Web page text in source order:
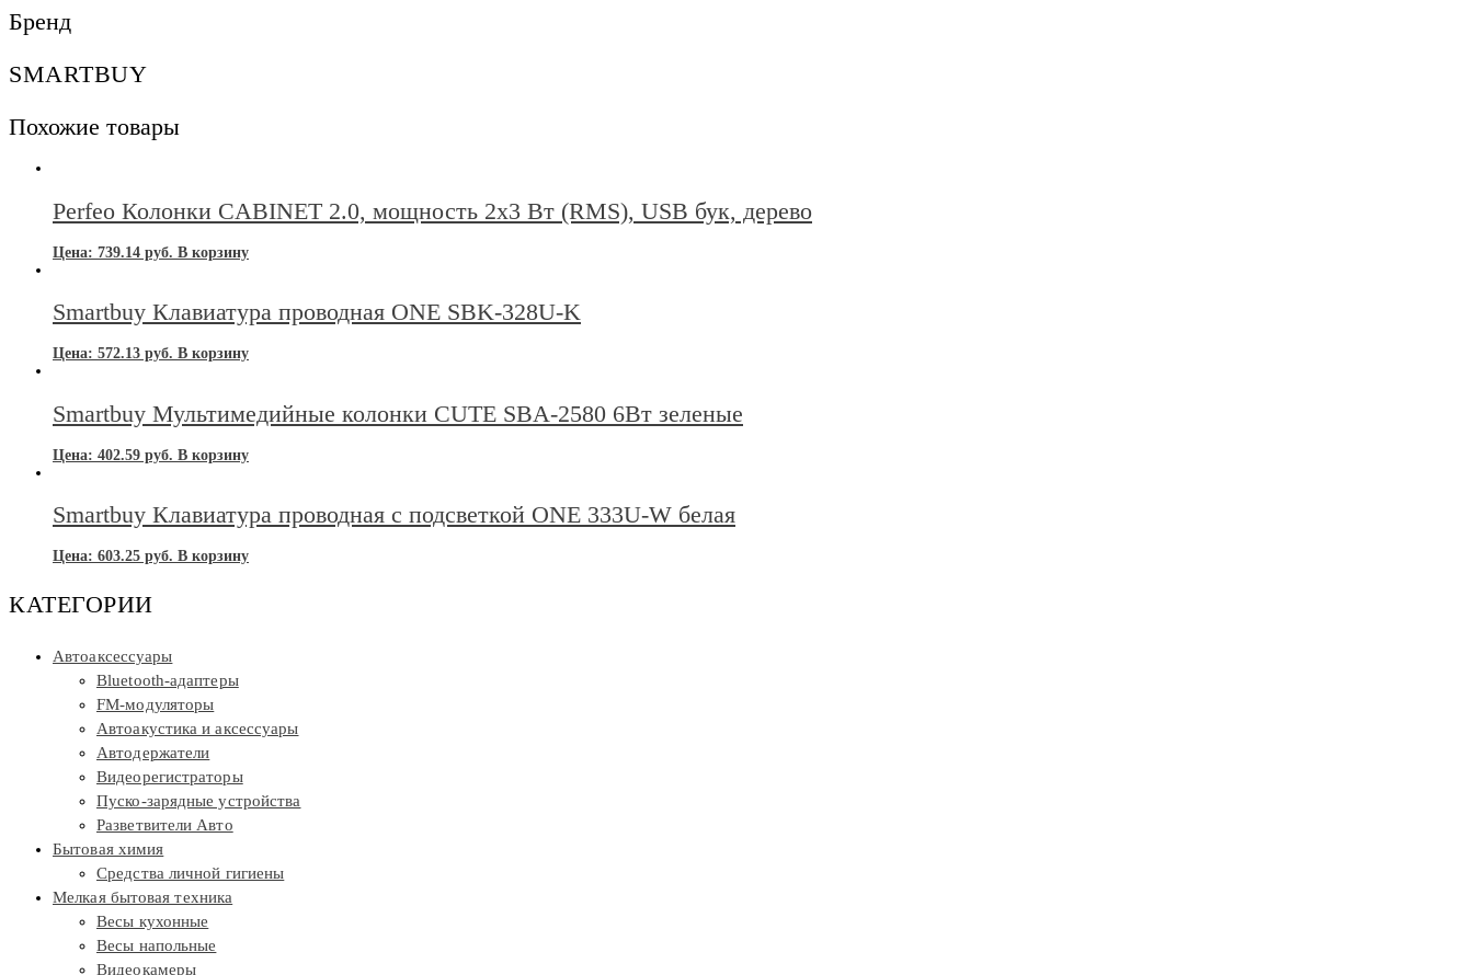
size
Бренд
SMARTBUY
Похожие товары
Perfeo Колонки CABINET 2.0, мощность 2х3 Вт (RMS), USB бук, дерево
Цена: 739.14 руб. В корзину
Smartbuy Клавиатура проводная ONE SBK-328U-K
Цена: 572.13 руб. В корзину
Smartbuy Мультимедийные колонки CUTE SBA-2580 6Вт зеленые
Цена: 402.59 руб. В корзину
Smartbuy Клавиатура проводная с подсветкой ONE 333U-W белая
Цена: 603.25 руб. В корзину
КАТЕГОРИИ
Автоаксессуары
Bluetooth-адаптеры
FM-модуляторы
Автоакустика и аксессуары
Автодержатели
Видеорегистраторы
Пуско-зарядные устройства
Разветвители Авто
Бытовая химия
Средства личной гигиены
Мелкая бытовая техника
Весы кухонные
Весы напольные
Видеокамеры